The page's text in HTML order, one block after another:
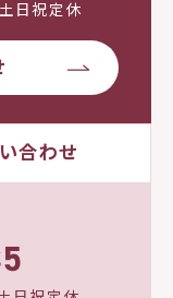
日祝定休
合わせ